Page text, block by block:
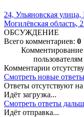
24, Ульяновская
Могилёвская область,
ОБСУЖДЕНИЕ
Всего комментариев: 0
Комментирование
Комментарии
Смотреть новые ответы
Ответы отсутствуют
Идёт загрузка...
Смотреть ответы
Идёт отправка...